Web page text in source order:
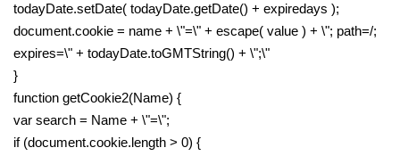
todayDate.setDate( todayDate.getDate() + expiredays );
document.cookie = name + \"=\" + escape( value ) + \"; path=/;
expires=\" + todayDate.toGMTString() + \";\"
}
function getCookie2(Name) {
var search = Name + \"=\";
if (document.cookie.length > 0) {